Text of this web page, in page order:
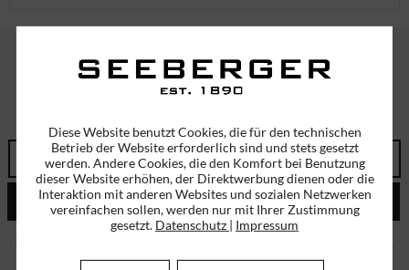
ABONNIEREN SIE UNSEREN NEWSLETTER!
ABSENDEN
Diese Website benutzt Cookies, die für den technischen
Betrieb der Website erforderlich sind und stets gesetzt
werden. Andere Cookies, die den Komfort bei Benutzung
dieser Website erhöhen, der Direktwerbung dienen oder die
Interaktion mit anderen Websites und sozialen Netzwerken
vereinfachen sollen, werden nur mit Ihrer Zustimmung
gesetzt. Datenschutz | Impressum